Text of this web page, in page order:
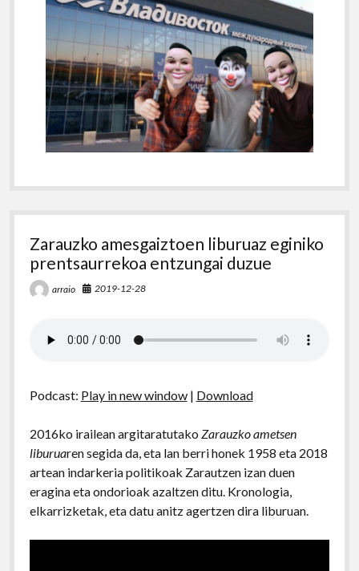
Zarauzko amesgaiztoen liburuaz eginiko
prentsaurrekoa entzungai duzue
arraio 2019-12-28
Podcast: Play in new window| Download
2016ko irailean argitaratutako Zarauzko ametsen
liburuaren segida da, eta lan berri honek 1958 eta 2018
artean indarkeria politikoak Zarautzen izan duen
eragina eta ondorioak azaltzen ditu. Kronologia,
elkarrizketak, eta datu anitz agertzen dira liburuan.